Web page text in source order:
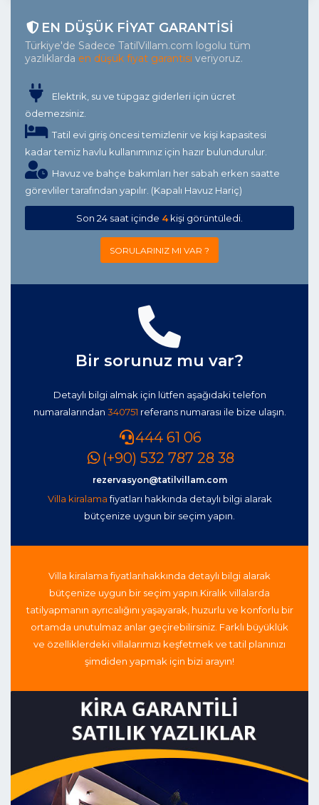
EN DÜŞÜK FIYAT GARANTISI
Türkiye'de Sadece TatilVillam.com logolu tüm
yazlıklarda en düşük fiyat garantisi veriyoruz.
Elektrik, su ve tüpgaz giderleri için ücret
ödemezsiniz.
Tatil evi giriş öncesi temizlenir ve kişi kapasitesi
kadar temiz havlu kullanımınız için hazır bulundurulur.
Havuz ve bahçe bakımları her sabah erken saatte
görevliler tarafından yapılır. (Kapalı Havuz Hariç)
Son 24 saat içinde 4kişi görüntüledi.
SORULARINIZ MI VAR ?
Bir sorunuz mu var?
Detaylı bilgi almak için lütfen aşağıdaki telefon
numaralarından 340751 referans numarası ile bize ulaşın.
444 61 06
(+90) 532 787 28 38
rezervasyon@tatilvillam.com
Villa kiralamafiyatları hakkında detaylı bilgi alarak
bütçenize uygun bir seçim yapın.
Villa kiralama fiyatlarıhakkında detaylı bilgi alarak
bütçenize uygun bir seçim yapın.Kiralık villalarda
tatilyapmanın ayrıcalığını yaşayarak, huzurlu ve konforlu bir
ortamda unutulmaz anlar geçirebilirsiniz. Farklı büyüklük
ve özelliklerdeki villalarımızı keşfetmek ve tatil planınızı
şimdiden yapmak için bizi arayın!